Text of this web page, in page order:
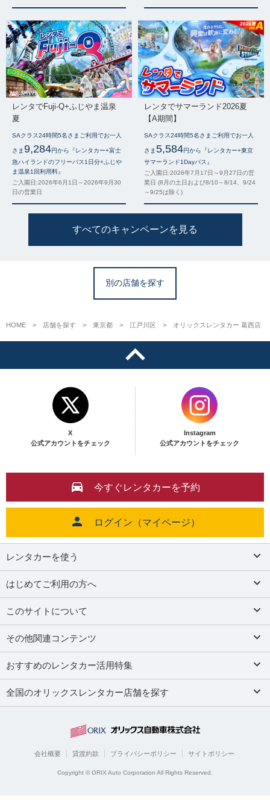
レンタでFuji-Q+ふじやま温泉
夏
SAクラス24時間5名さまご利用でお一人
さま9,284円から『レンタカー+富士
急ハイランドのフリーパス1日分+ふじや
ま温泉1回利用料』
ご入園日:2026年6月1日～2026年9月30
日の営業日
レンタでサマーランド2026夏
【A期間】
SAクラス24時間5名さまご利用でお一人
さま5,584円から『レンタカー+東京
サマーランド1Dayパス』
ご入園日:2026年7月17日～9月27日の営
業日 (8月の土日および8/10～8/14、9/24
～9/25は除く)
すべてのキャンペーンを見る
別の店舗を探す
HOME 店舗を探す 東京都 江戸川区 オリックスレンタカー 葛西店
X
公式アカウントをチェック
Instagram
公式アカウントをチェック
今すぐレンタカーを予約
ログイン（マイページ）
レンタカーを使う
はじめてご利用の方へ
このサイトについて
その他関連コンテンツ
おすすめのレンタカー活用特集
全国のオリックスレンタカー店舗を探す
会社概要 貸渡約款 プライバシーポリシー サイトポリシー
Copyright © ORIX Auto Corporation All Rights Reserved.